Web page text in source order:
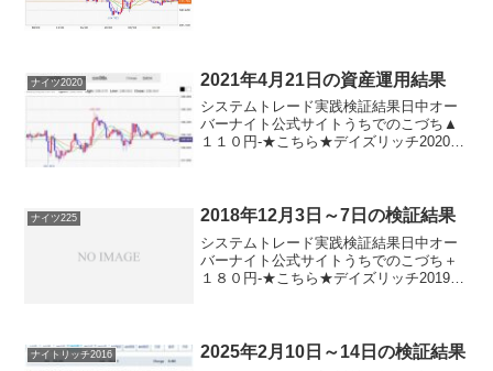
ナイツ2020 2021年4月21日の資産運用結果
システムトレード実践検証結果日中オー
バーナイト公式サイトうちでのこづち▲
１１０円-★こちら★デイズリッチ2020＋
円-...
ナイツ225 2018年12月3日～7日の検証結果
システムトレード実践検証結果日中オー
バーナイト公式サイトうちでのこづち＋
１８０円-★こちら★デイズリッチ2019▲
ツ...
ナイトリッチ2016 2025年2月10日～14日の検証結果